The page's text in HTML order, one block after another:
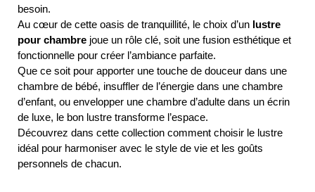
besoin.
Au cœur de cette oasis de tranquillité, le choix d’un lustre
pour chambre joue un rôle clé, soit une fusion esthétique et
fonctionnelle pour créer l’ambiance parfaite.
Que ce soit pour apporter une touche de douceur dans une
chambre de bébé, insuffler de l’énergie dans une chambre
d’enfant, ou envelopper une chambre d’adulte dans un écrin
de luxe, le bon lustre transforme l’espace.
Découvrez dans cette collection comment choisir le lustre
idéal pour harmoniser avec le style de vie et les goûts
personnels de chacun.